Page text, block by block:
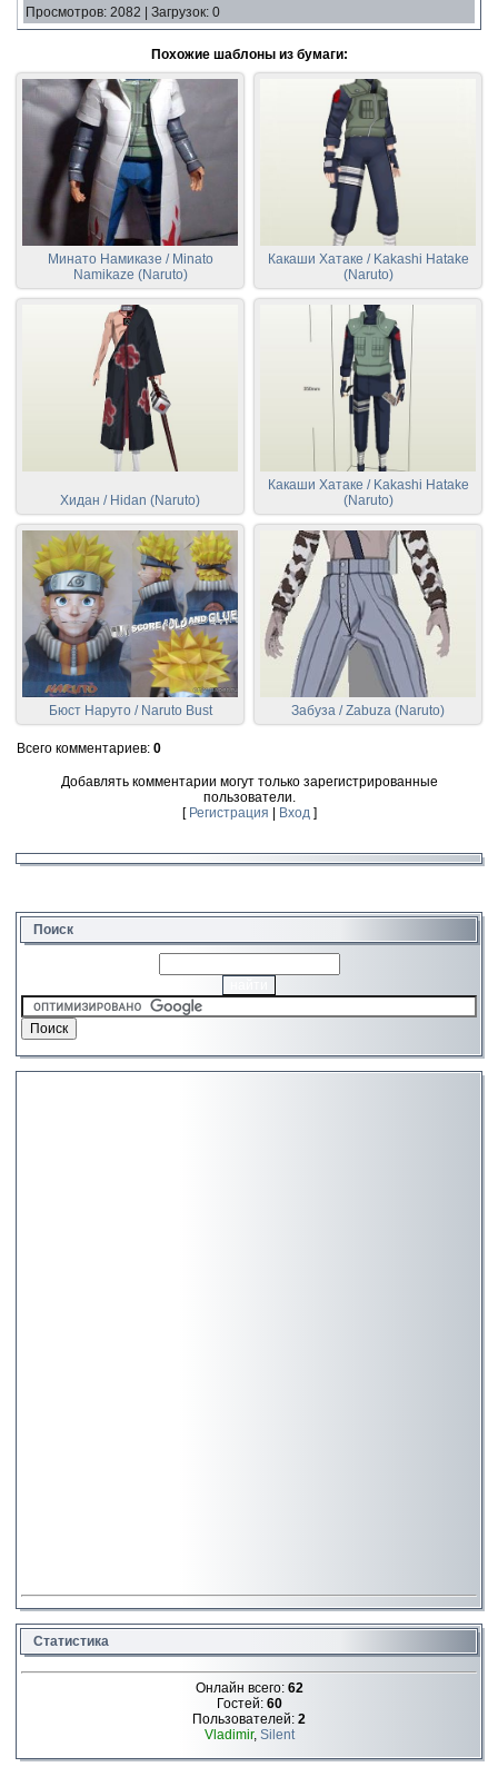
Просмотров: 2082 Загрузок: 0
Похожие шаблоны из бумаги:
Минато Намиказе / Minato
Namikaze (Naruto)
Какаши Хатаке / Kakashi Hatake
(Naruto)
Хидан / Hidan (Naruto)
Какаши Хатаке / Kakashi Hatake
(Naruto)
Бюст Наруто / Naruto Bust Забуза / Zabuza (Naruto)
Всего комментариев: 0
Добавлять комментарии могут только зарегистрированные
пользователи.
[ Регистрация Вход]
Поиск
Статистика
Онлайн всего: 62
Гостей: 60
Пользователей: 2
Vladimir, Silent